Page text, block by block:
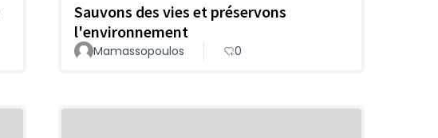
Sauvons des vies et préservons
l'environnement
Mamassopoulos 0